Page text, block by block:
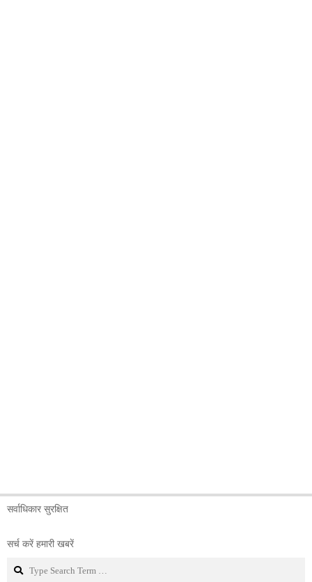
सर्वाधिकार सुरक्षित
सर्च करें हमारी खबरें